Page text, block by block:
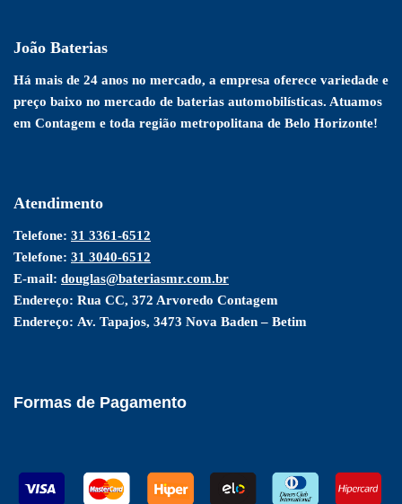
João Baterias
Há mais de 24 anos no mercado, a empresa oferece variedade e
preço baixo no mercado de baterias automobilísticas. Atuamos
em Contagem e toda região metropolitana de Belo Horizonte!
Atendimento
Telefone: 31 3361-6512
Telefone: 31 3040-6512
E-mail: douglas@bateriasmr.com.br
Endereço: Rua CC, 372 Arvoredo Contagem
Endereço: Av. Tapajos, 3473 Nova Baden – Betim
Formas de Pagamento